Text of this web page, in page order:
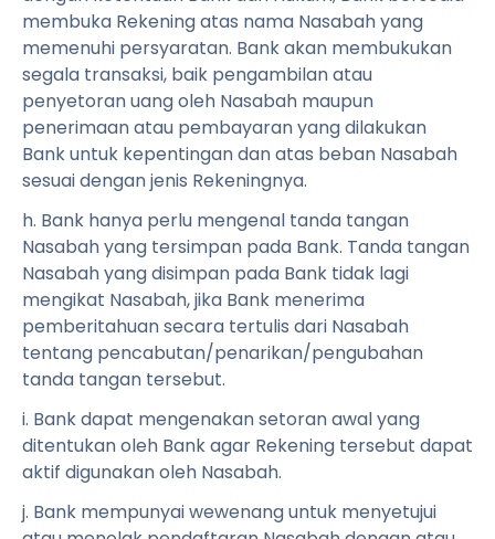
membuka Rekening atas nama Nasabah yang
memenuhi persyaratan. Bank akan membukukan
segala transaksi, baik pengambilan atau
penyetoran uang oleh Nasabah maupun
penerimaan atau pembayaran yang dilakukan
Bank untuk kepentingan dan atas beban Nasabah
sesuai dengan jenis Rekeningnya.
h. Bank hanya perlu mengenal tanda tangan
Nasabah yang tersimpan pada Bank. Tanda tangan
Nasabah yang disimpan pada Bank tidak lagi
mengikat Nasabah, jika Bank menerima
pemberitahuan secara tertulis dari Nasabah
tentang pencabutan/penarikan/pengubahan
tanda tangan tersebut.
i. Bank dapat mengenakan setoran awal yang
ditentukan oleh Bank agar Rekening tersebut dapat
aktif digunakan oleh Nasabah.
j. Bank mempunyai wewenang untuk menyetujui